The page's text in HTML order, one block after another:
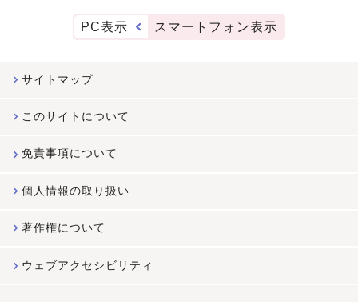
PC表示 スマートフォン表示
サイトマップ
このサイトについて
免責事項について
個人情報の取り扱い
著作権について
ウェブアクセシビリティ